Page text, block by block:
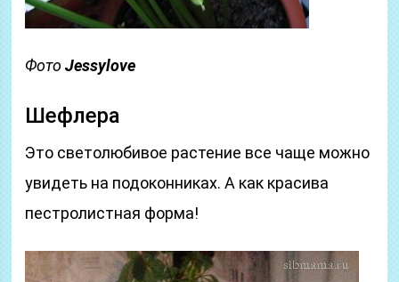
ФотоJessylove
Шефлера
Это светолюбивое растение все чаще можно
увидеть на подоконниках. А как красива
пестролистная форма!